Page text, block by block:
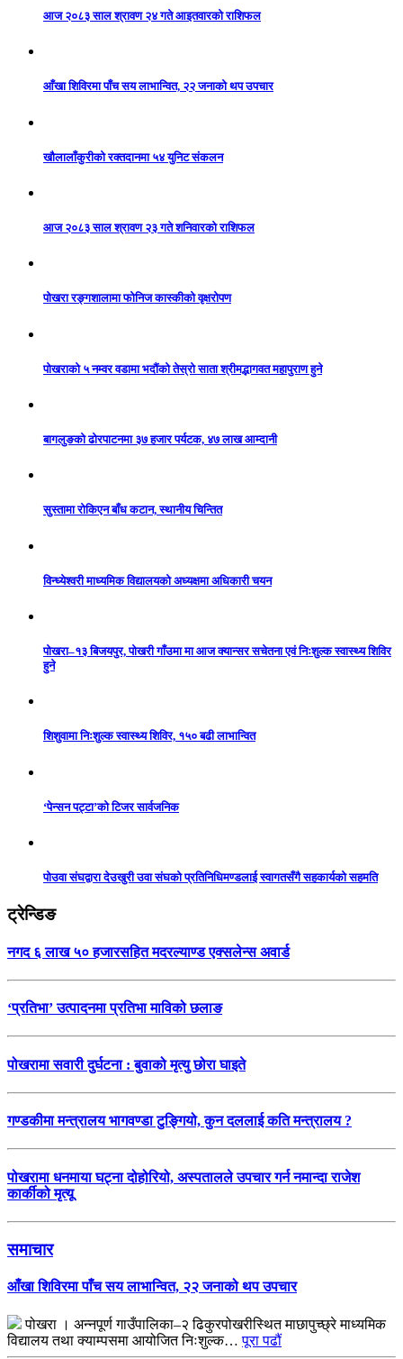
आज २०८३ साल श्रावण २४ गते आइतवारको राशिफल
आँखा शिविरमा पाँच सय लाभान्वित, २२ जनाको थप उपचार
खौलालाँकुरीको रक्तदानमा ५४ युनिट संकलन
आज २०८३ साल श्रावण २३ गते शनिवारको राशिफल
पोखरा रङ्गशालामा फोनिज कास्कीको वृक्षरोपण
पोखराको ५ नम्वर वडामा भदौंको तेस्रो साता श्रीमद्भागवत महापुराण हुने
बागलुङको ढोरपाटनमा ३७ हजार पर्यटक, ४७ लाख आम्दानी
सुस्तामा रोकिएन बाँध कटान, स्थानीय चिन्तित
विन्ध्येश्वरी माध्यमिक विद्यालयको अध्यक्षमा अधिकारी चयन
पोखरा–१३ बिजयपुर, पोखरी गाँउमा मा आज क्यान्सर सचेतना एवं निःशुल्क स्वास्थ्य शिविर
हुने
शिशुवामा निःशुल्क स्वास्थ्य शिविर, १५० बढी लाभान्वित
‘पेन्सन पट्टा’को टिजर सार्वजनिक
पोउवा संघद्वारा देउखुरी उवा संघको प्रतिनिधिमण्डलाई स्वागतसँगै सहकार्यको सहमति
ट्रेन्डिङ
नगद ६ लाख ५० हजारसहित मदरल्याण्ड एक्सलेन्स अवार्ड
‘प्रतिभा’ उत्पादनमा प्रतिभा माविको छलाङ
पोखरामा सवारी दुर्घटना : बुवाको मृत्यु छोरा घाइते
गण्डकीमा मन्त्रालय भागवण्डा टुङ्गियो, कुन दललाई कति मन्त्रालय ?
पोखरामा धनमाया घट्ना दोहोरियो, अस्पतालले उपचार गर्न नमान्दा राजेश
कार्कीको मृत्यू
समाचार
आँखा शिविरमा पाँच सय लाभान्वित, २२ जनाको थप उपचार
पोखरा । अन्नपूर्ण गाउँपालिका–२ ढिकुरपोखरीस्थित माछापुच्छ्रे माध्यमिक
विद्यालय तथा क्याम्पसमा आयोजित निःशुल्क…पूरा पढौं